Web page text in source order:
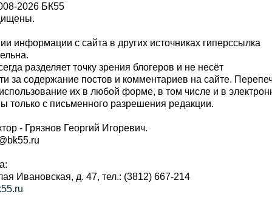
2026 БК55
информации с сайта в других источниках гиперссылка
разделяет точку зрения блогеров и не несёт
за содержание постов и комментариев на сайте.
их в любой форме, в том числе и в
с письменного разрешения редакции.
- Грязнов Георгий Игоревич.
Ивановская, д. 47, тел.: (3812) 667-214